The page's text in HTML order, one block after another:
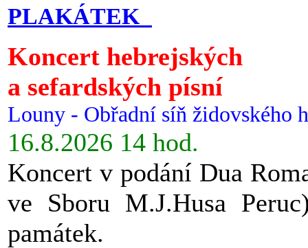
PLAKÁTEK
Koncert hebrejských
a sefardských písní
Louny - Obřadní síň židovského
16.8.2026 14 hod.
Koncert v podání Dua
ve Sboru M.J.Husa
památek.